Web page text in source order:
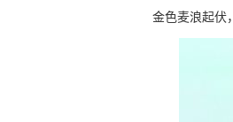
金色麦浪起伏